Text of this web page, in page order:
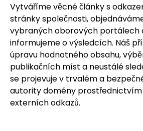
Vytváříme věcné články s
stránky společnosti,
vybraných oborových portálech
informujeme o výsledcích. Náš
úpravu hodnotného obsahu,
publikačních míst a neustálé
se projevuje v trvalém a
autority domény
externích odkazů.